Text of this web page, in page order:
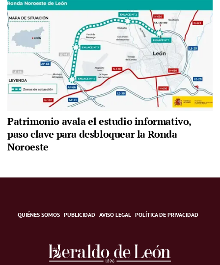
Patrimonio avala el estudio informativo,
paso clave para desbloquear la Ronda
Noroeste
QUIÉNES SOMOS PUBLICIDAD AVISO LEGAL POLÍTICA DE PRIVACIDAD